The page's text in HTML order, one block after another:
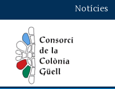
Notícies